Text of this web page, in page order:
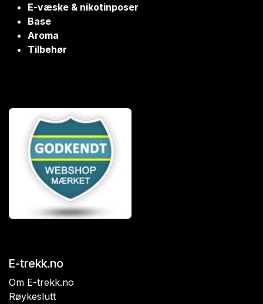
E-væske & nikotinposer
Base
Aroma
Tilbehør
E-trekk.no
Om E-trekk.no
Røykeslutt